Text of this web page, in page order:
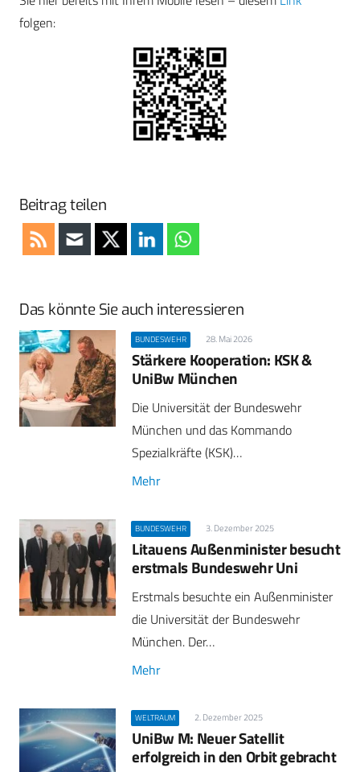
folgen:
Beitrag teilen
Das könnte Sie auch interessieren
BUNDESWEHR 28. Mai 2026
Stärkere Kooperation: KSK &
UniBw München
Die Universität der Bundeswehr
München und das Kommando
Spezialkräfte (KSK)…
Mehr
BUNDESWEHR 3. Dezember 2025
Litauens Außenminister besucht
erstmals Bundeswehr Uni
Erstmals besuchte ein Außenminister
die Universität der Bundeswehr
München. Der…
Mehr
WELTRAUM 2. Dezember 2025
UniBw M: Neuer Satellit
erfolgreich in den Orbit gebracht